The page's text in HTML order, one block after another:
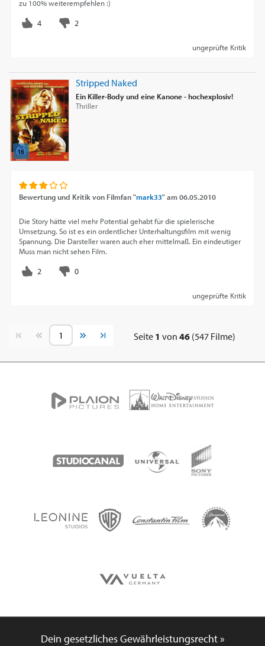
zu 100% weiterempfehlen :)
ungeprüfte Kritik
Stripped Naked
Ein Killer-Body und eine Kanone - hochexplosiv!
Thriller
Bewertung und Kritik von Filmfan "mark33"am06.05.2010
Die Story hätte viel mehr Potential gehabt für die spielerische
Umsetzung. So ist es ein ordentlicher Unterhaltungsfilm mit wenig
Spannung. Die Darsteller waren auch eher mittelmaß. Ein eindeutiger
Muss man nicht sehen Film.
ungeprüfte Kritik
Vorherige SeiteNächste SeiteSeite 1 von 46 (547 Filme)
Dein gesetzliches Gewährleistungsrecht »